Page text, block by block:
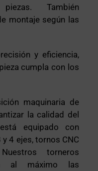
También
montaje según las
y eficiencia,
cumpla con los
maquinaria de
la calidad del
equipado con
4 ejes, tornos CNC
torneros
al máximo las